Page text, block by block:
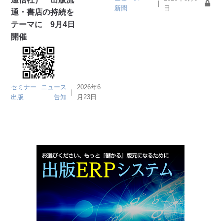
通・書店の持続を
テーマに 9月4日
開催
セミナー
ニュース
出版
告知
｜
2026年6
月23日
新聞
｜
日